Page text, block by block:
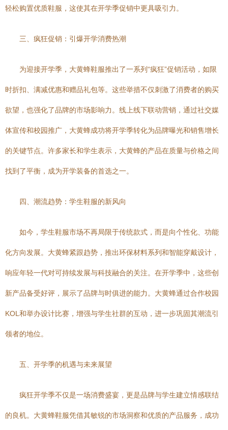
轻松购置优质鞋服，这使其在开学季促销中更具吸引力。
三、疯狂促销：引爆开学消费热潮
为迎接开学季，大黄蜂鞋服推出了一系列“疯狂”促销活动，如限
时折扣、满减优惠和赠品礼包等。这些举措不仅刺激了消费者的购买
欲望，也强化了品牌的市场影响力。线上线下联动营销，通过社交媒
体宣传和校园推广，大黄蜂成功将开学季转化为品牌曝光和销售增长
的关键节点。许多家长和学生表示，大黄蜂的产品在质量与价格之间
找到了平衡，成为开学装备的首选之一。
四、潮流趋势：学生鞋服的新风向
如今，学生鞋服市场不再局限于传统款式，而是向个性化、功能
化方向发展。大黄蜂紧跟趋势，推出环保材料系列和智能穿戴设计，
响应年轻一代对可持续发展与科技融合的关注。在开学季中，这些创
新产品备受好评，展示了品牌与时俱进的能力。大黄蜂通过合作校园
KOL和举办设计比赛，增强与学生社群的互动，进一步巩固其潮流引
领者的地位。
五、开学季的机遇与未来展望
疯狂开学季不仅是一场消费盛宴，更是品牌与学生建立情感联结
的良机。大黄蜂鞋服凭借其敏锐的市场洞察和优质的产品服务，成功